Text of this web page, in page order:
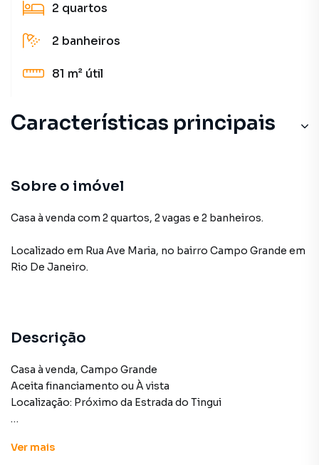
2 quartos
2 banheiros
81 m² útil
Características principais
Sobre o imóvel
Casa à venda com 2 quartos, 2 vagas e 2 banheiros.
Localizado em Rua Ave Maria, no bairro Campo Grande em
Rio De Janeiro.
Descrição
Casa à venda, Campo Grande
Aceita financiamento ou À vista
Localização: Próximo da Estrada do Tingui
Casa para Venda em região valorizada do bairro Campo
Ver mais